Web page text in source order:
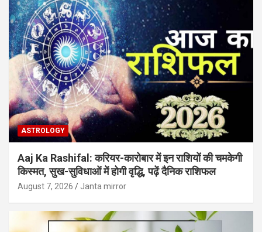
ASTROLOGY
Aaj Ka Rashifal: करियर-कारोबार में इन राशियों की चमकेगी
किस्मत, सुख-सुविधाओं में होगी वृद्धि, पढ़ें दैनिक राशिफल
August 7, 2026 Janta mirror